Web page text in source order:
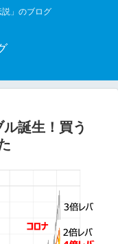
」のブログ
ル誕生！買う